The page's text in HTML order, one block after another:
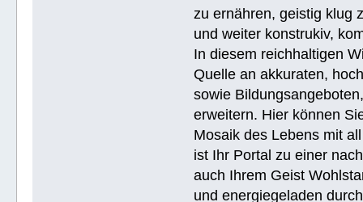
zu ernähren, geistig klug
und weiter konstrukiv,
In diesem reichhaltigen
Quelle an akkuraten,
sowie
erweitern. Hier können
Mosaik des Lebens mit
ist Ihr Portal zu einer
auch Ihrem Geist
und energiegeladen